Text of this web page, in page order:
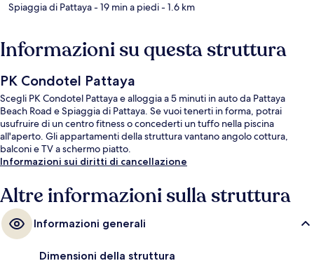
Spiaggia di Pattaya- 19 min a piedi- 1.6 km
Informazioni su questa struttura
PK Condotel Pattaya
Scegli PK Condotel Pattaya e alloggia a 5 minuti in auto da Pattaya
Beach Road e Spiaggia di Pattaya. Se vuoi tenerti in forma, potrai
usufruire di un centro fitness o concederti un tuffo nella piscina
all'aperto. Gli appartamenti della struttura vantano angolo cottura,
balconi e TV a schermo piatto.
Informazioni sui diritti di cancellazione
Altre informazioni sulla struttura
Informazioni generali
Dimensioni della struttura